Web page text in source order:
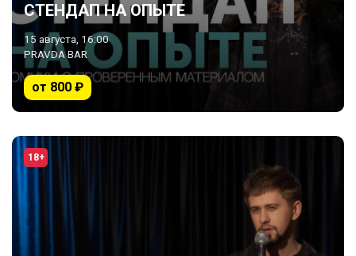
СТЕНДАП НА ОПЫТЕ
15 августа, 16:00
PRAVDA BAR
от 800 ₽
18+